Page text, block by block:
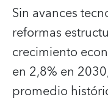
Sin avances
reformas
crecimiento
en 2,8% en
promedio